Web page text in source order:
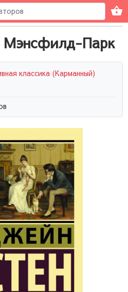
Парк
классика (Карманный)